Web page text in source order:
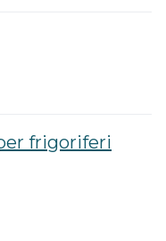
frigoriferi